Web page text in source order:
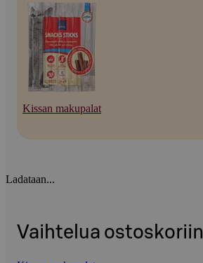
Kissan makupalat
Ladataan...
Vaihtelua ostoskoriin